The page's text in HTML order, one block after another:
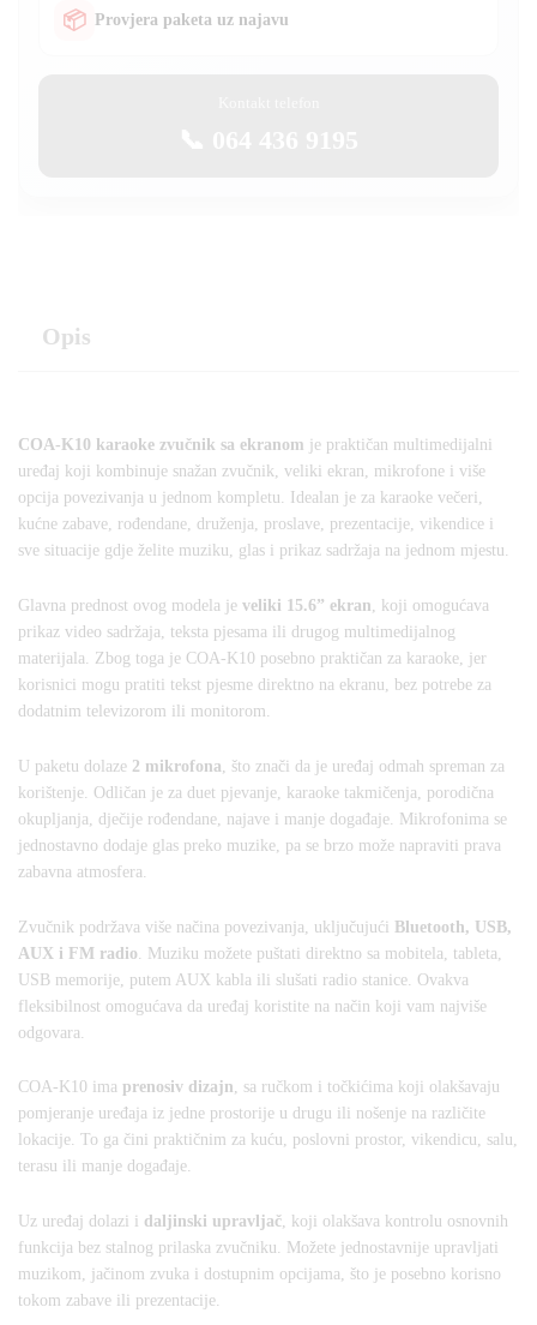
📦 Provjera paketa uz najavu
Opis
COA-K10 karaoke zvučnik sa ekranom je praktičan multimedijalni
uređaj koji kombinuje snažan zvučnik, veliki ekran, mikrofone i više
opcija povezivanja u jednom kompletu. Idealan je za karaoke večeri,
kućne zabave, rođendane, druženja, proslave, prezentacije, vikendice i
sve situacije gdje želite muziku, glas i prikaz sadržaja na jednom mjestu.
Glavna prednost ovog modela je veliki 15.6” ekran, koji omogućava
prikaz video sadržaja, teksta pjesama ili drugog multimedijalnog
materijala. Zbog toga je COA-K10 posebno praktičan za karaoke, jer
korisnici mogu pratiti tekst pjesme direktno na ekranu, bez potrebe za
dodatnim televizorom ili monitorom.
U paketu dolaze 2 mikrofona , što znači da je uređaj odmah spreman za
korištenje. Odličan je za duet pjevanje, karaoke takmičenja, porodična
okupljanja, dječije rođendane, najave i manje događaje. Mikrofonima se
jednostavno dodaje glas preko muzike, pa se brzo može napraviti prava
zabavna atmosfera.
Zvučnik podržava više načina povezivanja, uključujući Bluetooth, USB,
AUX i FM radio . Muziku možete puštati direktno sa mobitela, tableta,
USB memorije, putem AUX kabla ili slušati radio stanice. Ovakva
fleksibilnost omogućava da uređaj koristite na način koji vam najviše
odgovara.
COA-K10 ima prenosiv dizajn, sa ručkom i točkićima koji olakšavaju
pomjeranje uređaja iz jedne prostorije u drugu ili nošenje na različite
lokacije. To ga čini praktičnim za kuću, poslovni prostor, vikendicu, salu,
terasu ili manje događaje.
Uz uređaj dolazi i daljinski upravljač, koji olakšava kontrolu osnovnih
funkcija bez stalnog prilaska zvučniku. Možete jednostavnije upravljati
muzikom, jačinom zvuka i dostupnim opcijama, što je posebno korisno
tokom zabave ili prezentacije.